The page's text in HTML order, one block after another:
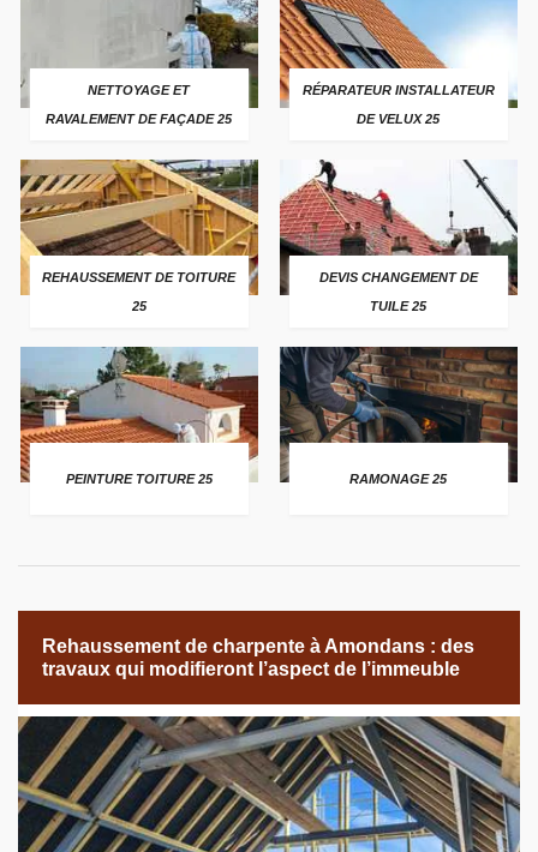
NETTOYAGE ET
RAVALEMENT DE FAÇADE 25
RÉPARATEUR INSTALLATEUR
DE VELUX 25
REHAUSSEMENT DE TOITURE
25
DEVIS CHANGEMENT DE
TUILE 25
PEINTURE TOITURE 25 RAMONAGE 25
Rehaussement de charpente à Amondans : des
travaux qui modifieront l’aspect de l’immeuble